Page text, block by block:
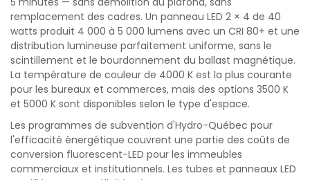
remplacement des cadres. Un panneau LED 2 × 4 de 40
watts produit 4 000 à 5 000 lumens avec un CRI 80+ et une
distribution lumineuse parfaitement uniforme, sans le
scintillement et le bourdonnement du ballast magnétique.
La température de couleur de 4000 K est la plus courante
pour les bureaux et commerces, mais des options 3500 K
et 5000 K sont disponibles selon le type d'espace.
Les programmes de subvention d'Hydro-Québec pour
l'efficacité énergétique couvrent une partie des coûts de
conversion fluorescent-LED pour les immeubles
commerciaux et institutionnels. Les tubes et panneaux LED